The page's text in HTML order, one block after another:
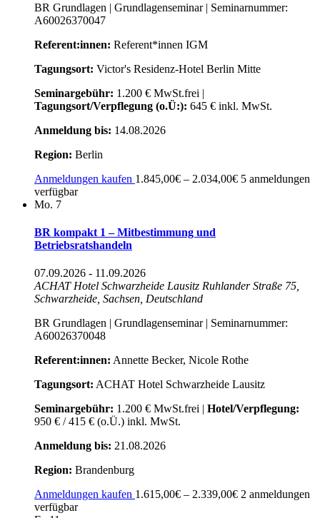
BR Grundlagen | Grundlagenseminar | Seminarnummer:
A60026370047
Referent:innen: Referent*innen IGM
Tagungsort: Victor's Residenz-Hotel Berlin Mitte
Seminargebühr: 1.200 € MwSt.frei |
Tagungsort/Verpflegung (o.Ü:): 645 € inkl. MwSt.
Anmeldung bis: 14.08.2026
Region: Berlin
Anmeldungen kaufen 1.845,00€ – 2.034,00€ 5 anmeldungen
verfügbar
Mo. 7
BR kompakt 1 – Mitbestimmung und
Betriebsratshandeln
07.09.2026 - 11.09.2026
ACHAT Hotel Schwarzheide Lausitz Ruhlander Straße 75,
Schwarzheide, Sachsen, Deutschland
BR Grundlagen | Grundlagenseminar | Seminarnummer:
A60026370048
Referent:innen: Annette Becker, Nicole Rothe
Tagungsort: ACHAT Hotel Schwarzheide Lausitz
Seminargebühr: 1.200 € MwSt.frei | Hotel/Verpflegung:
950 € / 415 € (o.Ü.) inkl. MwSt.
Anmeldung bis: 21.08.2026
Region: Brandenburg
Anmeldungen kaufen 1.615,00€ – 2.339,00€ 2 anmeldungen
verfügbar